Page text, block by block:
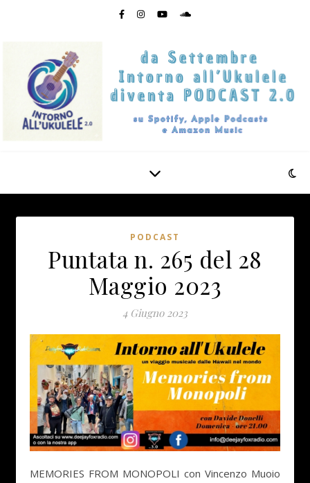
PODCAST
Puntata n. 265 del 28
Maggio 2023
4 Giugno 2023
MEMORIES FROM MONOPOLI con Vincenzo Muoio